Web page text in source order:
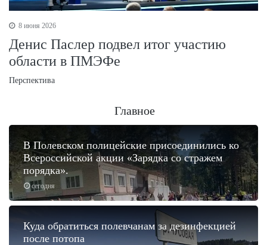
8 июня 2026
Денис Паслер подвел итог участию
области в ПМЭФе
Перспектива
Главное
сегодня
В Полевском полицейские присоединились ко
Всероссийской акции «Зарядка со стражем
порядка».
Куда обратиться полевчанам за дезинфекцией
после потопа